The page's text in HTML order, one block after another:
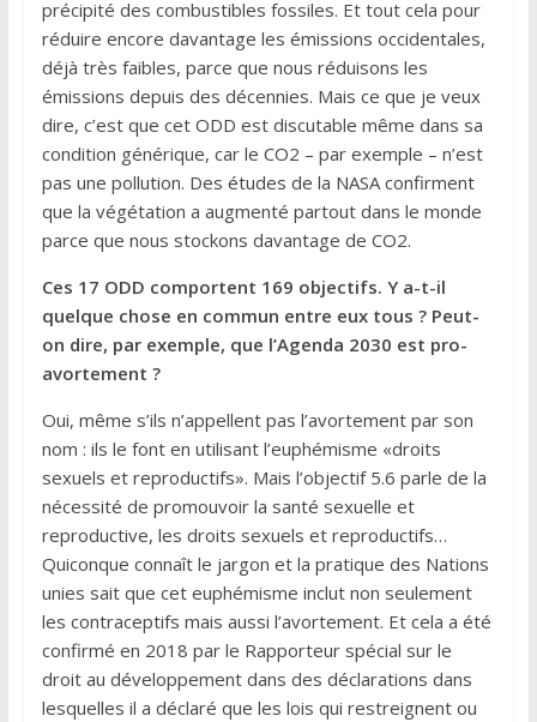
précipité des combustibles fossiles. Et tout cela pour
réduire encore davantage les émissions occidentales,
déjà très faibles, parce que nous réduisons les
émissions depuis des décennies. Mais ce que je veux
dire, c’est que cet ODD est discutable même dans sa
condition générique, car le CO2 – par exemple – n’est
pas une pollution. Des études de la NASA confirment
que la végétation a augmenté partout dans le monde
parce que nous stockons davantage de CO2.
Ces 17 ODD comportent 169 objectifs. Y a-t-il
quelque chose en commun entre eux tous ? Peut-
on dire, par exemple, que l’Agenda 2030 est pro-
avortement ?
Oui, même s’ils n’appellent pas l’avortement par son
nom : ils le font en utilisant l’euphémisme «droits
sexuels et reproductifs». Mais l’objectif 5.6 parle de la
nécessité de promouvoir la santé sexuelle et
reproductive, les droits sexuels et reproductifs…
Quiconque connaît le jargon et la pratique des Nations
unies sait que cet euphémisme inclut non seulement
les contraceptifs mais aussi l’avortement. Et cela a été
confirmé en 2018 par le Rapporteur spécial sur le
droit au développement dans des déclarations dans
lesquelles il a déclaré que les lois qui restreignent ou